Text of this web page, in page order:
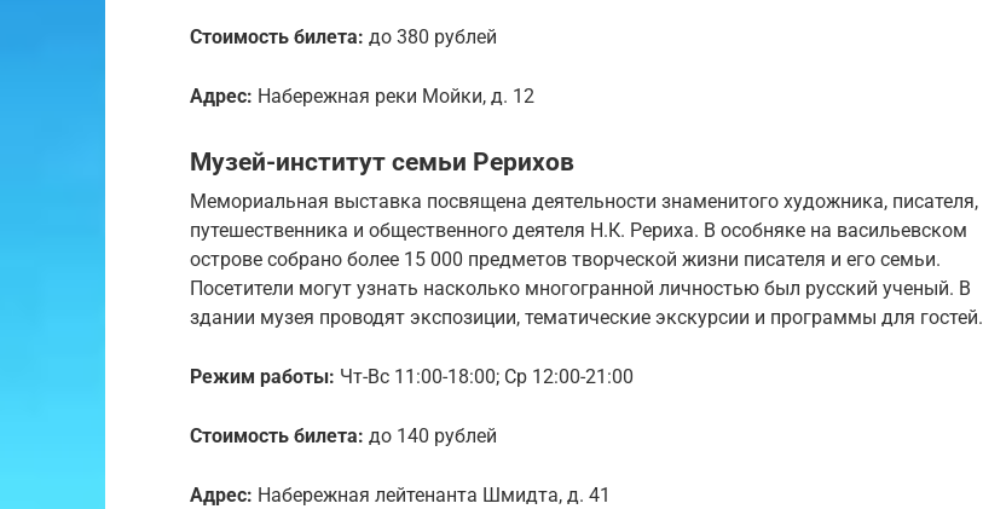
Стоимость билета: до 380 рублей
Адрес: Набережная реки Мойки, д. 12
Музей-институт семьи Рерихов
Мемориальная выставка посвящена деятельности знаменитого художника, писателя,
путешественника и общественного деятеля Н.К. Рериха. В особняке на васильевском
острове собрано более 15 000 предметов творческой жизни писателя и его семьи.
Посетители могут узнать насколько многогранной личностью был русский ученый. В
здании музея проводят экспозиции, тематические экскурсии и программы для гостей.
Режим работы: Чт-Вс 11:00-18:00; Ср 12:00-21:00
Стоимость билета: до 140 рублей
Адрес: Набережная лейтенанта Шмидта, д. 41